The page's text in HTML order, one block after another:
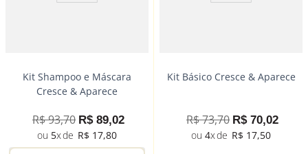
Kit Shampoo e Máscara
Cresce & Aparece
R$93,70 R$ 89,02
5
R$ 17,80
Kit Básico Cresce & Aparece
R$73,70 R$ 70,02
4
R$ 17,50